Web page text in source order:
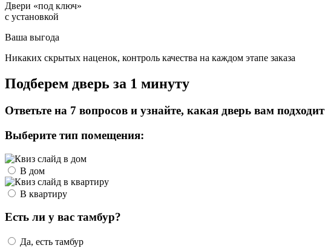
Двери «под ключ»
с установкой
Ваша выгода
Никаких скрытых наценок, контроль качества на каждом этапе заказа
Подберем дверь за 1 минуту
Ответьте на 7 вопросов и узнайте, какая дверь вам подходит
Выберите тип помещения:
В дом
В квартиру
Есть ли у вас тамбур?
Да, есть тамбур